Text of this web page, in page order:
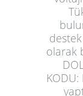
olarak
KODU: